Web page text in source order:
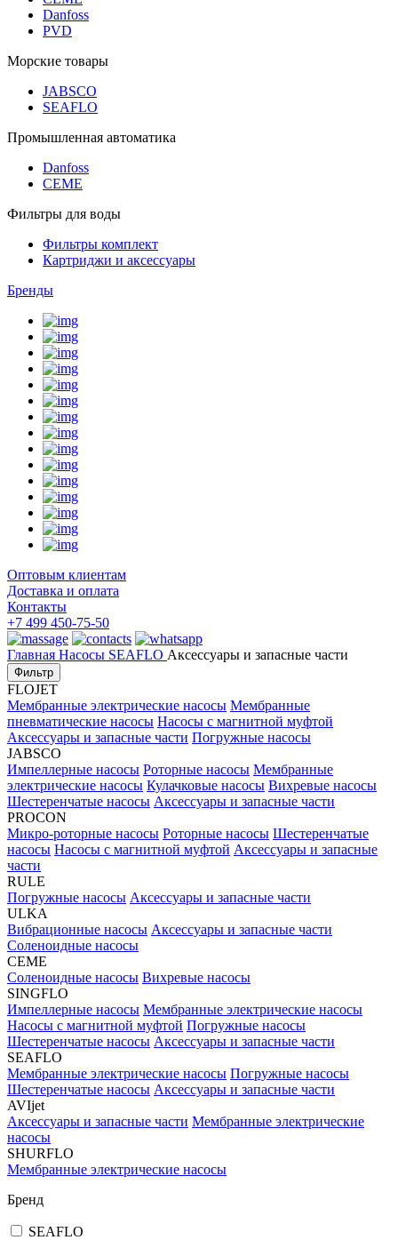
Danfoss
PVD
Морские товары
JABSCO
SEAFLO
Промышленная автоматика
Danfoss
CEME
Фильтры для воды
Фильтры комплект
Картриджи и аксессуары
Бренды
Оптовым клиентам
Доставка и оплата
Контакты
+7 499 450-75-50
Главная Насосы SEAFLO Аксессуары и запасные части
Фильтр
FLOJET
Мембранные электрические насосы Мембранные
пневматические насосы Насосы с магнитной муфтой
Аксессуары и запасные части Погружные насосы
JABSCO
Импеллерные насосы Роторные насосы Мембранные
электрические насосы Кулачковые насосы Вихревые насосы
Шестеренчатые насосы Аксессуары и запасные части
PROCON
Микро-роторные насосы Роторные насосы Шестеренчатые
насосы Насосы с магнитной муфтой Аксессуары и запасные
части
RULE
Погружные насосы Аксессуары и запасные части
ULKA
Вибрационные насосы Аксессуары и запасные части
Соленоидные насосы
CEME
Соленоидные насосы Вихревые насосы
SINGFLO
Импеллерные насосы Мембранные электрические насосы
Насосы с магнитной муфтой Погружные насосы
Шестеренчатые насосы Аксессуары и запасные части
SEAFLO
Мембранные электрические насосы Погружные насосы
Шестеренчатые насосы Аксессуары и запасные части
AVIjet
Аксессуары и запасные части Мембранные электрические
насосы
SHURFLO
Мембранные электрические насосы
Бренд
SEAFLO